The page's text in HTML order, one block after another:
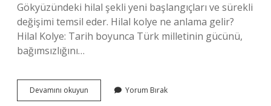
Gökyüzündeki hilal şekli yeni başlangıçları ve sürekli
değişimi temsil eder. Hilal kolye ne anlama gelir?
Hilal Kolye: Tarih boyunca Türk milletinin gücünü,
bağımsızlığını…
Devamını okuyun
Kolyesi
Yorum Bırak